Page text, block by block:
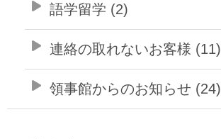
語学留学 (2)
連絡の取れないお客様 (11)
領事館からのお知らせ (24)